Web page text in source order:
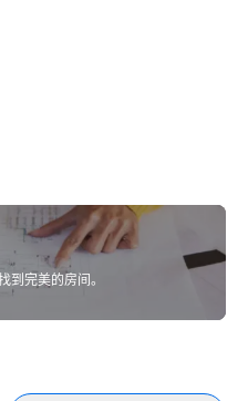
到完美的房间。